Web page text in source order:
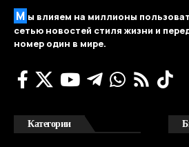
М ы влияем на миллионы
сетью новостей стиля жизни и
номер один в мире.
Категории